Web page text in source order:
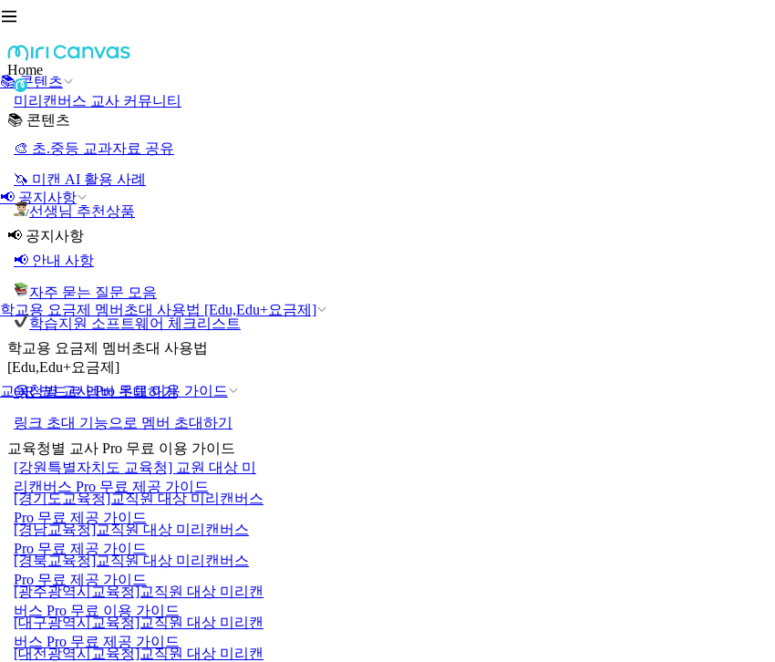
📚 콘텐츠
📢 공지사항
학교용 요금제 멤버초대 사용법 [Edu,Edu+요금제]
교육청별 교사 Pro 무료 이용 가이드
Home
미리캔버스 교사 커뮤니티
📚 콘텐츠
🎨 초.중등 교과자료 공유
🦄 미캔 AI 활용 사례
선생님 추천상품
📢 공지사항
📢 안내 사항
자주 묻는 질문 모음
학습지원 소프트웨어 체크리스트
학교용 요금제 멤버초대 사용법
[Edu,Edu+요금제]
QR 코드로 멤버 초대하기
링크 초대 기능으로 멤버 초대하기
교육청별 교사 Pro 무료 이용 가이드
[강원특별자치도 교육청] 교원 대상 미
리캔버스 Pro 무료 제공 가이드
[경기도교육청]교직원 대상 미리캔버스
Pro 무료 제공 가이드
[경남교육청]교직원 대상 미리캔버스
Pro 무료 제공 가이드
[경북교육청]교직원 대상 미리캔버스
Pro 무료 제공 가이드
[광주광역시교육청]교직원 대상 미리캔
버스 Pro 무료 이용 가이드
[대구광역시교육청]교직원 대상 미리캔
버스 Pro 무료 제공 가이드
[대전광역시교육청]교직원 대상 미리캔